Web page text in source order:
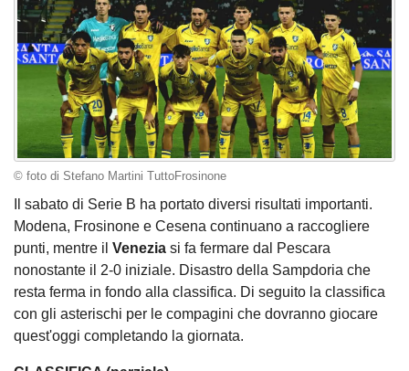
© foto di Stefano Martini TuttoFrosinone
Il sabato di Serie B ha portato diversi risultati importanti.
Modena, Frosinone e Cesena continuano a raccogliere
punti, mentre il Venezia si fa fermare dal Pescara
nonostante il 2-0 iniziale. Disastro della Sampdoria che
resta ferma in fondo alla classifica. Di seguito la classifica
con gli asterischi per le compagini che dovranno giocare
quest'oggi completando la giornata.